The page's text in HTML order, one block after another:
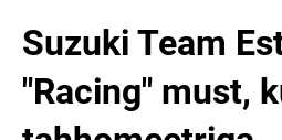
Suzuki Team
"Racing" must,